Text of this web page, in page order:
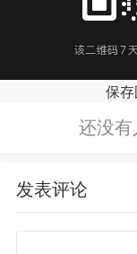
保
发表评论